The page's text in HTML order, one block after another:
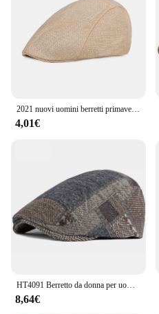
2021 nuovi uomini berretti primavera autunno inverno stile britannico berretto cappello retrò inghilterra cappello cappelli maschili berretti pittore con visiera per papà
4,01€
8,64€